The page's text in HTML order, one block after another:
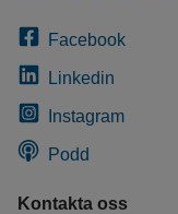
Facebook
Linkedin
Instagram
Podd
Kontakta oss